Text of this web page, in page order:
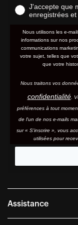
J'accepte que
enregistrées
Nous utilisons les e-
informations sur nos
communications
votre sujet, telles que
que votre
Nous traitons vos
confidentialité.
préférences à tout
de l'un de nos e-mails
sur « S'inscrire », vous
utilisées pour
Assistance